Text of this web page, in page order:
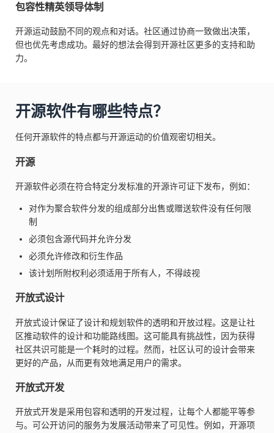
包容性精英领导体制
开源运动鼓励不同的观点和对话。社区通过协商一致做出决策，
但也优先考虑成功。最好的想法会得到开源社区更多的支持和助
力。
开源软件有哪些特点？
任何开源软件的特点都与开源运动的价值观密切相关。
开源
开源软件必须在符合特定分发标准的开源许可证下发布，例如：
对作为聚合软件分发的组成部分出售或赠送软件没有任何限
制
必须包含源代码并允许分发
必须允许修改和衍生作品
该计划所附权利必须适用于所有人，不得歧视
开放式设计
开放式设计保证了设计和规划软件的透明和开放过程。这是让社
区推动软件的设计和功能路线图。这可能具有挑战性，因为获得
社区共识可能是一个耗时的过程。然而，社区认可的设计会带来
更好的产品，从而更有效地满足用户的需求。
开放式开发
开放式开发是采用包容和透明的开发过程，让每个人都能平等参
与。可公开访问的服务为发展活动带来了可见性。例如，开源项